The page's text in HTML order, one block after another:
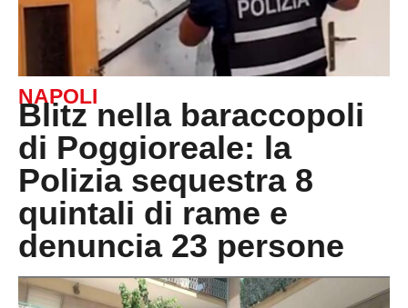
NAPOLI
Blitz nella baraccopoli
di Poggioreale: la
Polizia sequestra 8
quintali di rame e
denuncia 23 persone